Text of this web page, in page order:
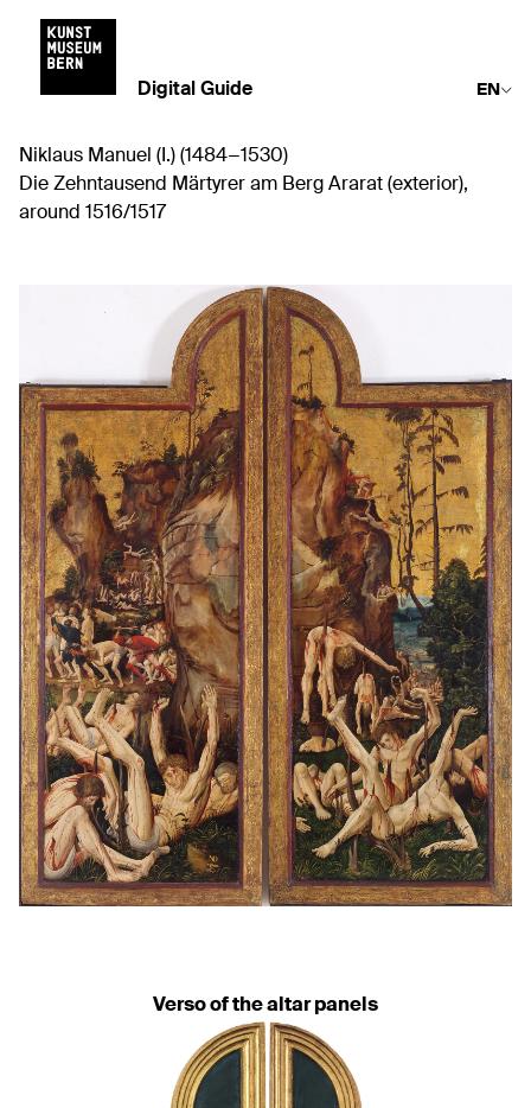
Digital Guide EN
Niklaus Manuel (I.) (1484−1530)
Die Zehntausend Märtyrer am Berg Ararat (exterior),
around 1516/1517
Verso of the altar panels